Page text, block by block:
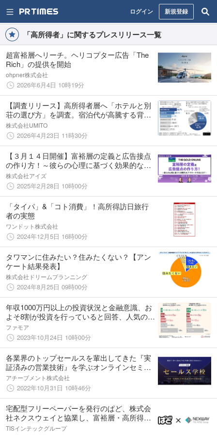
ログイン 新規登録
「高所得者」に関するプレスリリース一覧
超富裕層へリーチ。ヘリコプター広告「The
Rich」の提供を開始
ohpner株式会社
2026年6月4日 10時19分
【調査リリース】高所得者層へ「ホテルと別
荘の選び方」を調査。宿泊代が高騰する背景
で旅の行動や嗜好に変化はあるのか
株式会社UMITO
2026年4月23日 11時30分
【３月１４日開催】富裕層の定義と広告接点
の作り方！～彼らの心理に基づく効果的なア
プローチ手法とは？～
株式会社アイズ
2025年2月28日 10時00分
「タイパ」&「コト消費」！高所得訪日旅行
者の実態
ワンドット株式会社
2024年12月5日 16時00分
タワマンに住みたい？住みたくない？【アン
ケート結果発表】
株式会社ドリームプランニング
2024年8月25日 09時00分
年収1000万円以上の投資状況と金融意識、お
よそ8割が投資を行っていると回答、人気の投
資・節税方法とは
ファモア
2023年10月24日 10時00分
各業界のトップセールスを輩出してきた『実
証済みの営業技術』を学ぶオンラインセミナ
ー
アチーブメント株式会社
2022年10月31日 10時46分
宅配型フリーペーパーを発行のぱど、株式会
社ネクスウェイと協業し、富裕層・高所得者
層にターゲットを絞ったDM発送サービスを展
TISインテックグループ